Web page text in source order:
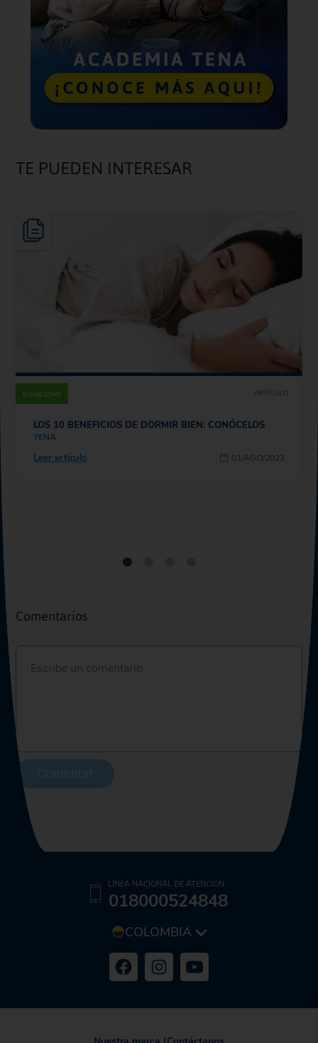
TE PUEDEN INTERESAR
BIENESTAR ARTÍCULO
LOS 10 BENEFICIOS DE DORMIR BIEN: CONÓCELOS
TENA
01/AGO/2023
Leer artículo
Comentarios
COLOMBIA
LÍNEA NACIONAL DE ATENCIÓN
018000524848